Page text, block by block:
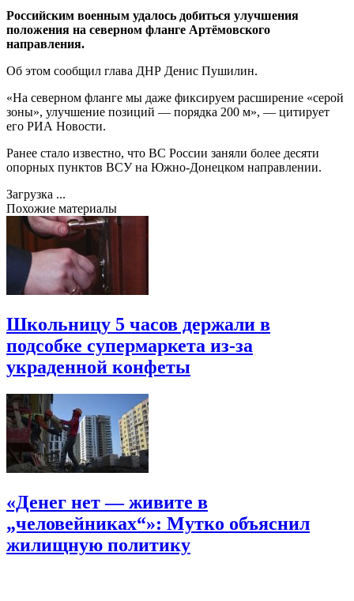
Российским военным удалось добиться улучшения
положения на северном фланге Артёмовского
направления.
Об этом сообщил глава ДНР Денис Пушилин.
«На северном фланге мы даже фиксируем расширение «серой
зоны», улучшение позиций — порядка 200 м», — цитирует
его РИА Новости.
Ранее стало известно, что ВС России заняли более десяти
опорных пунктов ВСУ на Южно-Донецком направлении.
Загрузка ...
Похожие материалы
Школьницу 5 часов держали в
подсобке супермаркета из-за
украденной конфеты
«Денег нет — живите в
„человейниках“»: Мутко объяснил
жилищную политику